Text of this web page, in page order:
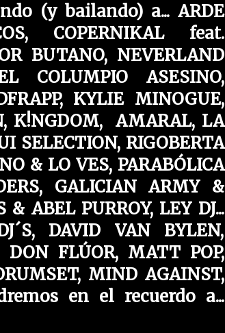
(y bailando) a... ARDE
COPERNIKAL feat.
BUTANO, NEVERLAND
COLUMPIO ASESINO,
KYLIE MINOGUE,
K!NGDOM, AMARAL, LA
SELECTION, RIGOBERTA
& LO VES, PARABÓLICA
GALICIAN ARMY &
ABEL PURROY, LEY DJ...
DAVID VAN BYLEN,
DON FLÚOR, MATT POP,
MIND AGAINST,
en el recuerdo a...